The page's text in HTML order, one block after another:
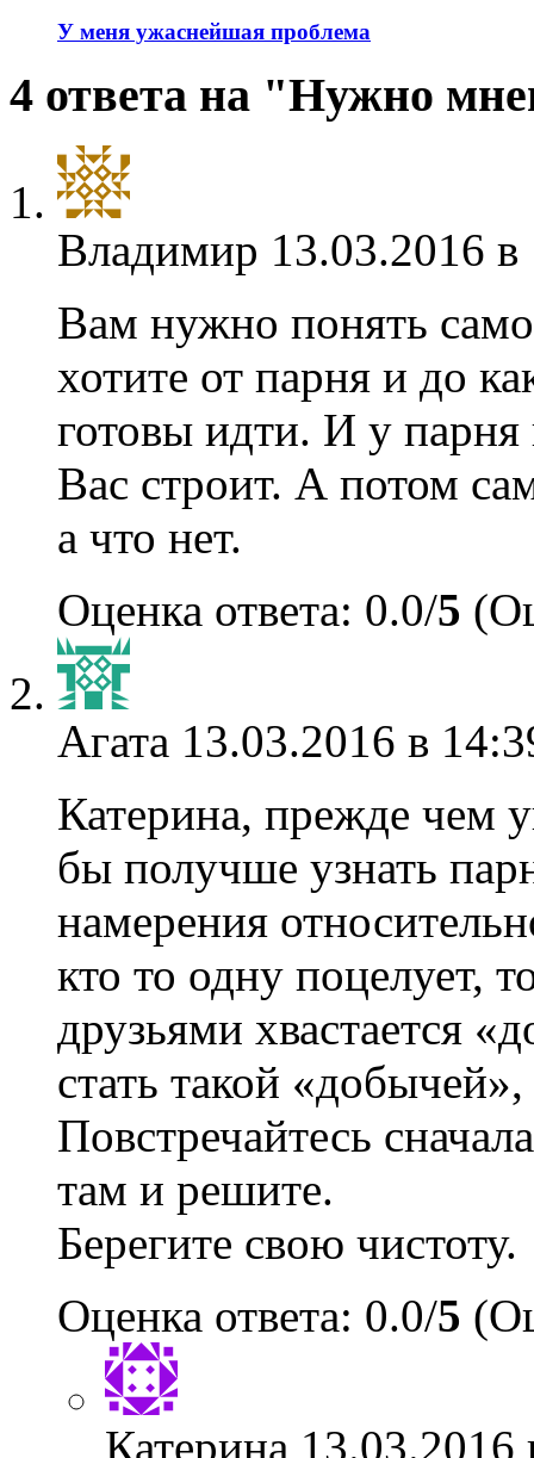
У меня ужаснейшая проблема
4 ответа на "Нужно
Владимир 13.03.2016
Вам нужно понять
хотите от парня и до
готовы идти. И у
Вас строит. А потом
а что нет.
Оценка ответа: 0.0/5
Агата 13.03.2016 в
Катерина, прежде чем
бы получше узнать
намерения
кто то одну поцелует,
друзьями хвастается
стать такой
Повстречайтесь
там и решите.
Берегите свою чистоту.
Оценка ответа: 0.0/5
Катерина 13.03.2016